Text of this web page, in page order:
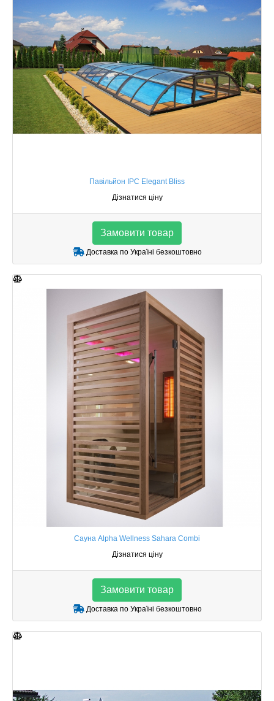
Павільйон IPC Elegant Bliss
Дізнатися ціну
Замовити товар
Доставка по Україні безкоштовно
Сауна Alpha Wellness Sahara Combi
Дізнатися ціну
Замовити товар
Доставка по Україні безкоштовно